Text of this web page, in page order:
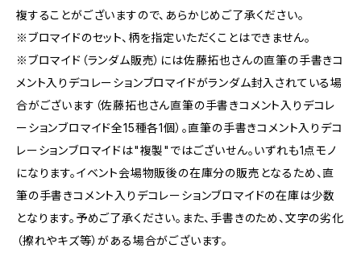
複することがございますので、あらかじめご了承ください。
※ブロマイドのセット、柄を指定いただくことはできません。
※ブロマイド（ランダム販売）には佐藤拓也さんの直筆の手書きコ
メント入りデコレーションブロマイドがランダム封入されている場
合がございます（佐藤拓也さん直筆の手書きコメント入りデコレ
ーションブロマイド全15種各1個）。直筆の手書きコメント入りデコ
レーションブロマイドは"複製"ではございせん。いずれも1点モノ
になります。イベント会場物販後の在庫分の販売となるため、直
筆の手書きコメント入りデコレーションブロマイドの在庫は少数
となります。予めご了承ください。また、手書きのため、文字の劣化
（擦れやキズ等）がある場合がございます。